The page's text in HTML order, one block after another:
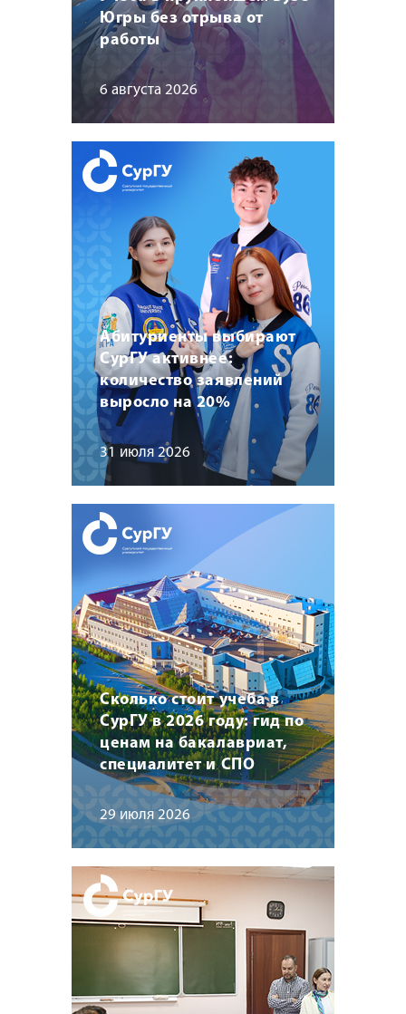
Югры без отрыва от
работы
6 августа 2026
Абитуриенты выбирают
СурГУ активнее:
количество заявлений
выросло на 20%
31 июля 2026
Сколько стоит учеба в
СурГУ в 2026 году: гид по
ценам на бакалавриат,
специалитет и СПО
29 июля 2026